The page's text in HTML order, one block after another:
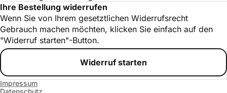
Ihre Bestellung widerrufen
Wenn Sie von Ihrem gesetztlichen Widerrufsrecht
Gebrauch machen möchten, klicken Sie einfach auf den
"Widerruf starten"-Button.
Widerruf starten
Impressum